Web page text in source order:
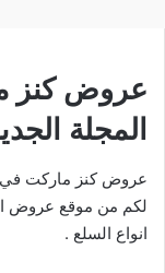
عروض كنز
المجلة
عروض كنز ماركت في
لكم من موقع عروض
انواع السلع .